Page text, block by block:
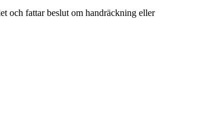
och fattar beslut om handräckning eller